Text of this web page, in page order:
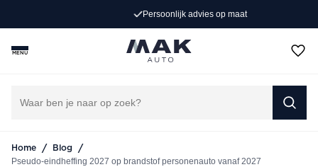
Persoonlijk advies op maat
MENU
Home / Blog
/
Pseudo-eindheffing 2027 op brandstof personenauto vanaf 2027